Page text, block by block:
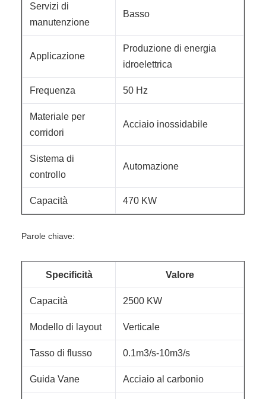
Servizi di
manutenzione
Basso
Applicazione
Produzione di energia
idroelettrica
Frequenza 50 Hz
Materiale per
corridori
Acciaio inossidabile
Sistema di
controllo
Automazione
Capacità 470 KW
Parole chiave:
Specificità Valore
Capacità 2500 KW
Modello di layout Verticale
Tasso di flusso 0.1m3/s-10m3/s
Guida Vane Acciaio al carbonio